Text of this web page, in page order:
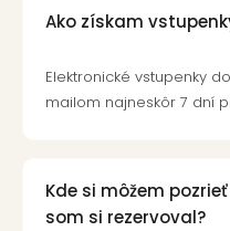
Ako získam
Elektronické vstupenky
mailom najneskôr 7 dní
Kde si môžem
som si rezervoval?